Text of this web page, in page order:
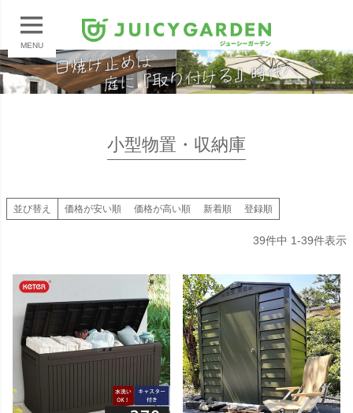
MENU
小型物置・収納庫
並び替え 価格が安い順 価格が高い順 新着順 登録順
39件中 1-39件表示